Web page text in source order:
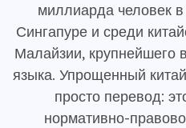
миллиарда человек
Сингапуре и среди
Малайзии, крупнейшего
языка. Упрощенный
просто перевод:
нормативно-